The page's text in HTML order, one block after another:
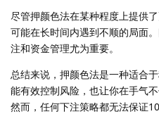
尽管押颜色法在某种程度上提供
可能在长时间内遇到不顺的局面
注和资金管理尤为重要。
总结来说，押颜色法是一种适合
能有效控制风险，也让你在手气
然而，任何下注策略都无法保证